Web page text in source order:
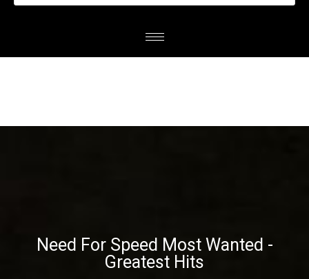
Need For Speed Most Wanted -
Greatest Hits